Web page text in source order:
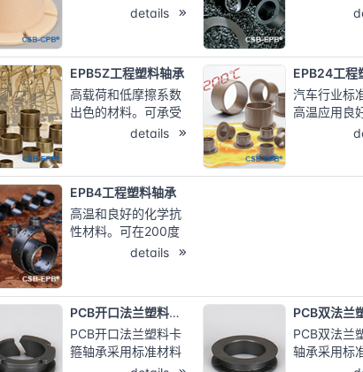
预紧设计，自动调节
轴承；特殊设计消除
振动和噪音...
details
度80℃以下
格往往 是设
的优选材料
用温
度：-40℃/
EPB5Z工程塑料轴承
高载荷和低摩擦系数
出色的材料。可承受
边缘载荷。软 轴或硬
度：-100℃～
250℃； 适合高载荷
运动； 允许较高的运
行速度；
details
EPB24工程
汽车行业标
高温应用良
比。在燃油
EPB4工程塑料轴承
高温和良好的化学抗
性材料。可在200度
下连续使用，也适合
温度：-40℃～
200℃； 高温低成本
解决方案； 适合干运
行、免维护；
details
PCB开口法兰塑料卡箍轴承
PCB开口法兰塑料卡
箍轴承采用标准材料
EPB3M制成，自润滑
PCB双法兰
轴承采用标
EPB3M制